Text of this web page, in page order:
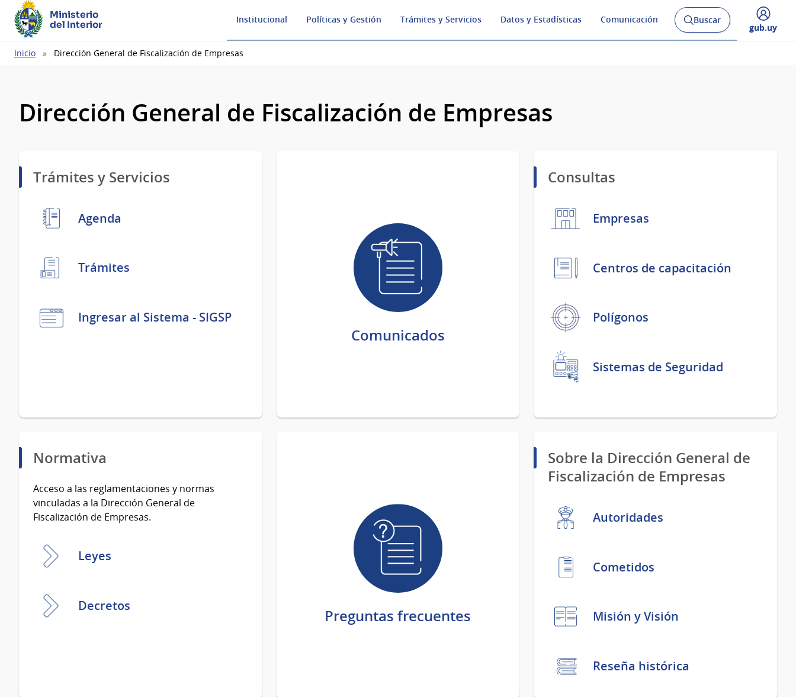
Ministerio
del Interior
Institucional Políticas y Gestión Trámites y Servicios Datos y Estadísticas Comunicación
Abrir
buscador
Buscar
Desplegar
gub.uy
Ruta
Inicio Dirección General de Fiscalización de Empresas
Dirección General de Fiscalización de Empresas
Trámites y Servicios
Agenda
Trámites
Ingresar al Sistema - SIGSP
Comunicados
Consultas
Empresas
Centros de capacitación
Polígonos
Sistemas de Seguridad
Normativa
Acceso a las reglamentaciones y normas
vinculadas a la Dirección General de
Fiscalización de Empresas.
Leyes
Decretos
Preguntas frecuentes
Sobre la Dirección General de
Fiscalización de Empresas
Autoridades
Cometidos
Misión y Visión
Reseña histórica